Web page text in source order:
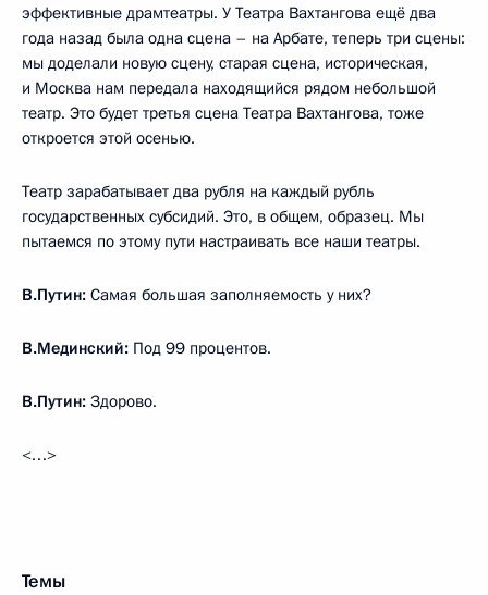
эффективные драмтеатры. У Театра Вахтангова ещё два
года назад была одна сцена – на Арбате, теперь три сцены:
мы доделали новую сцену, старая сцена, историческая,
и Москва нам передала находящийся рядом небольшой
театр. Это будет третья сцена Театра Вахтангова, тоже
откроется этой осенью.
Театр зарабатывает два рубля на каждый рубль
государственных субсидий. Это, в общем, образец. Мы
пытаемся по этому пути настраивать все наши театры.
В.Путин: Самая большая заполняемость у них?
В.Мединский: Под 99 процентов.
В.Путин: Здорово.
<…>
Темы